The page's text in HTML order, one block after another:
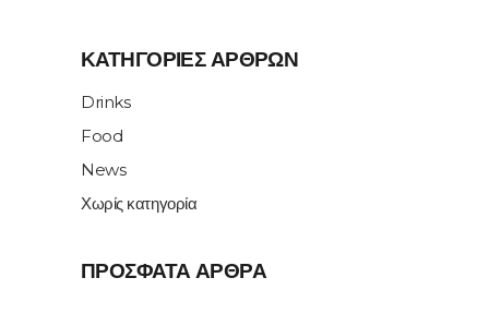
ΚΑΤΗΓΟΡΊΕΣ ΆΡΘΡΩΝ
Drinks
Food
News
Χωρίς κατηγορία
ΠΡΌΣΦΑΤΑ ΆΡΘΡΑ